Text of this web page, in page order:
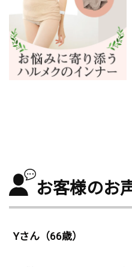
お客様のお
Yさん（66歳）